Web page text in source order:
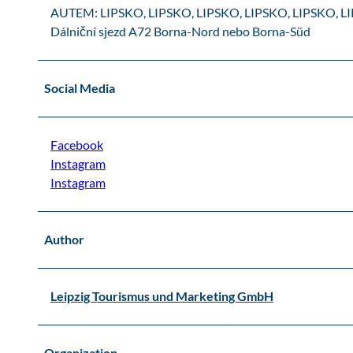
AUTEM: LIPSKO, LIPSKO, LIPSKO, LIPSKO, LIPSKO,
Dálniční sjezd A72 Borna-Nord nebo Borna-Süd
Social Media
Facebook
Instagram
Instagram
Author
Leipzig Tourismus und Marketing GmbH